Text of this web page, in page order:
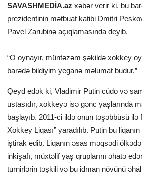
SAVASHMEDİA.az xəbər verir ki, bu
prezidentinin mətbuat katibi Dmitri
Pavel Zarubinə açıqlamasında deyib.
“O oynayır, müntəzəm şəkildə xokkey
barədə bildiyim yeganə məlumat budur,”
Qeyd edək ki, Vladimir Putin cüdo və
ustasıdır, xokkeyə isə gənc yaşlarında
başlayıb. 2011-ci ildə onun təşəbbüsü ilə
Xokkey Liqası” yaradılıb. Putin bu
iştirak edib. Liqanın əsas məqsədi
inkişafı, müxtəlif yaş qruplarını əhatə
turnirlərin təşkili və bu idman növünü